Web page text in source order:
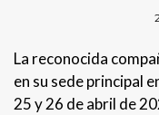
La reconocida
en su sede principal
25 y 26 de abril de